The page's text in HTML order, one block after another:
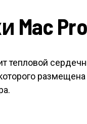
Mac Pro
тепловой